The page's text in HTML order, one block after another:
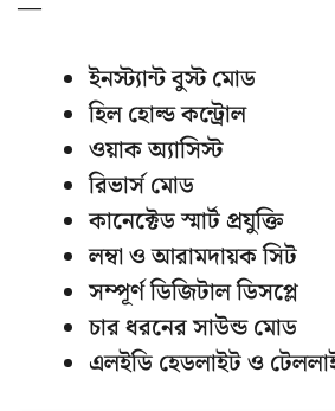
—
ইনস্ট্যান্ট বুস্ট মোড
হিল হোল্ড কন্ট্রোল
ওয়াক অ্যাসিস্ট
রিভার্স মোড
কানেক্টেড স্মার্ট প্রযুক্তি
লম্বা ও আরামদায়ক সিট
সম্পূর্ণ ডিজিটাল ডিসপ্লে
চার ধরনের সাউন্ড মোড
এলইডি হেডলাইট ও